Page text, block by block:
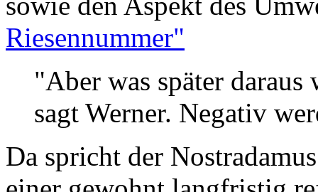
Riesennummer"
"Aber was später daraus
sagt Werner. Negativ
Da spricht der